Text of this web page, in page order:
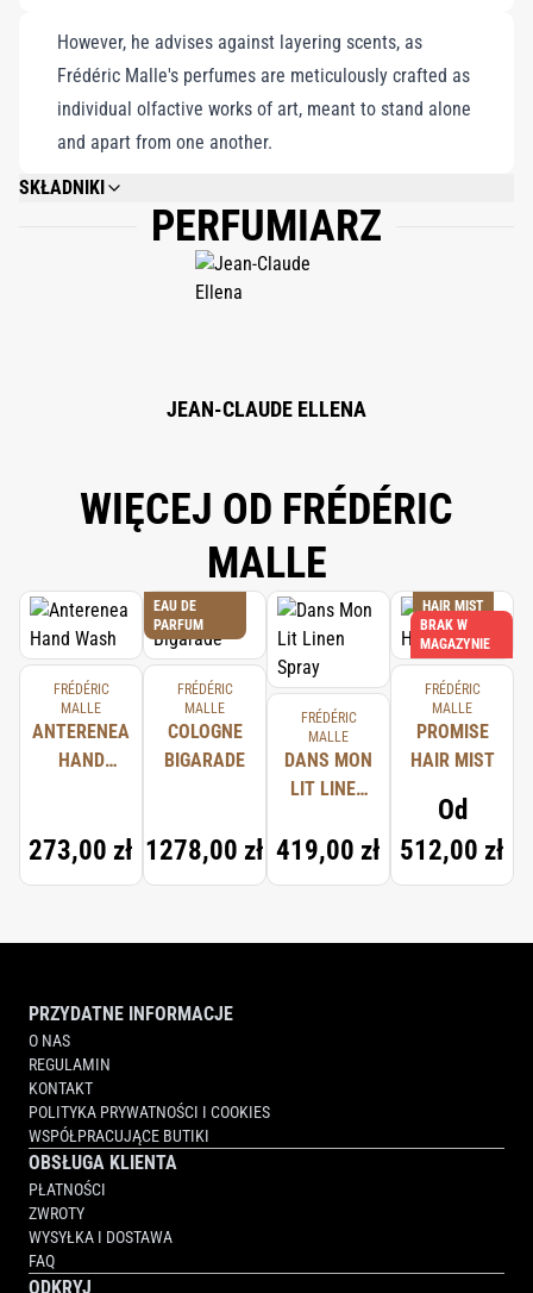
However, he advises against layering scents, as
Frédéric Malle's perfumes are meticulously crafted as
individual olfactive works of art, meant to stand alone
and apart from one another.
SKŁADNIKI
ALCOHOL DENAT., WATER\AQUA\EAU, FRAGRANCE (PARFUM), LIMONENE,
HYDROXYCITRONELLAL, LINALOOL, BENZYL SALICYLATE, COUMARIN,
ISOEUGENOL, CITRAL, BHT, UNDECYLENIC ACID.
PERFUMIARZ
JEAN-CLAUDE ELLENA
WIĘCEJ OD FRÉDÉRIC
MALLE
FRÉDÉRIC
MALLE
ANTERENEA
HAND
273,00 zł
EAU DE
PARFUM
FRÉDÉRIC
MALLE
COLOGNE
BIGARADE
1278,00 zł
FRÉDÉRIC
MALLE
DANS MON
LIT LINEN
419,00 zł
HAIR MIST
BRAK W
MAGAZYNIE
FRÉDÉRIC
MALLE
PROMISE
HAIR MIST
Od
512,00 zł
PRZYDATNE INFORMACJE
O NAS
REGULAMIN
KONTAKT
POLITYKA PRYWATNOŚCI I COOKIES
WSPÓŁPRACUJĄCE BUTIKI
OBSŁUGA KLIENTA
PŁATNOŚCI
ZWROTY
WYSYŁKA I DOSTAWA
FAQ
ODKRYJ